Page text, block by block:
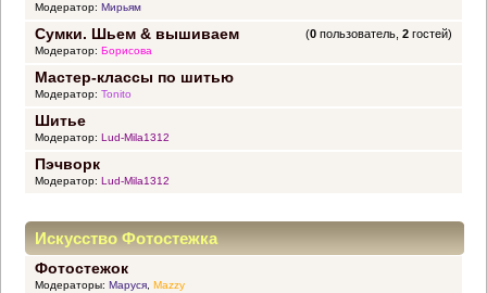
Модератор: Мирьям
Сумки. Шьем & вышиваем (0 пользователь,2 гостей)
Модератор: Борисова
Мастер-классы по шитью
Модератор: Tonito
Шитье
Модератор: Lud-Mila1312
Пэчворк
Модератор: Lud-Mila1312
Искусство Фотостежка
Фотостежок
Модераторы: Маруся, Mazzy